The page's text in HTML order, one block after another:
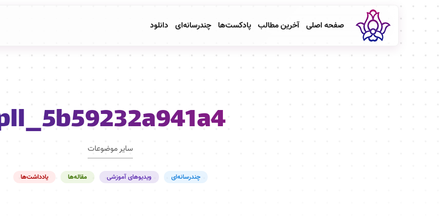
صفحه اصلی آخرین مطالب پادکست‌ها چندرسانه‌ای دانلود
سایر موضوعات
چندرسانه‌ای ویدیوهای آموزشی مقاله‌ها یادداشت‌ها